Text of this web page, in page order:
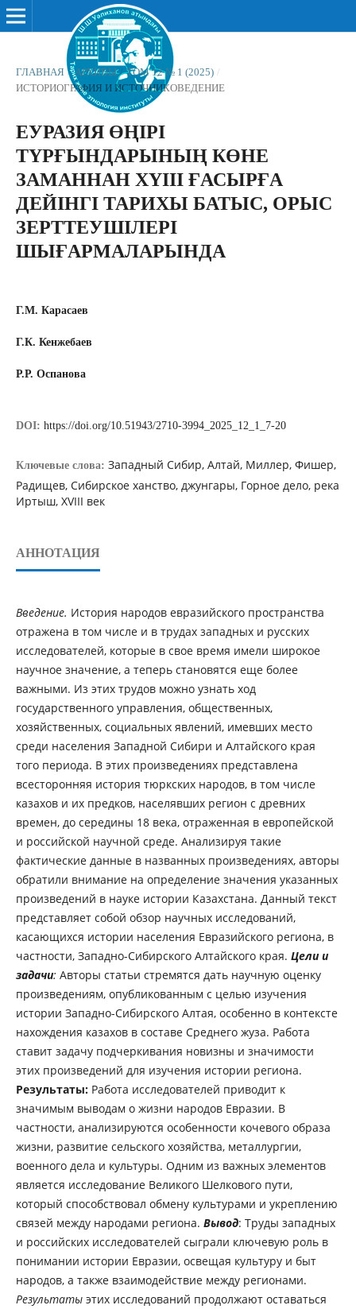
ГЛАВНАЯ / АРХИВЫ / ТОМ 12 № 1 (2025) /
ИСТОРИОГРАФИЯ И ИСТОЧНИКОВЕДЕНИЕ
ЕУРАЗИЯ ӨҢІРІ
ТҮРҒЫНДАРЫНЫҢ КӨНЕ
ЗАМАННАН ХҮІІІ ҒАСЫРҒА
ДЕЙІНГІ ТАРИХЫ БАТЫС, ОРЫС
ЗЕРТТЕУШІЛЕРІ
ШЫҒАРМАЛАРЫНДА
Г.М. Карасаев
Г.К. Кенжебаев
Р.Р. Оспанова
DOI: https://doi.org/10.51943/2710-3994_2025_12_1_7-20
Ключевые слова: Западный Сибир, Алтай, Миллер, Фишер,
Радищев, Сибирское ханство, джунгары, Горное дело, река
Иртыш, ХVІІІ век
АННОТАЦИЯ
Введение. История народов евразийского пространства
отражена в том числе и в трудах западных и русских
исследователей, которые в свое время имели широкое
научное значение, а теперь становятся еще более
важными. Из этих трудов можно узнать ход
государственного управления, общественных,
хозяйственных, социальных явлений, имевших место
среди населения Западной Сибири и Алтайского края
того периода. В этих произведениях представлена
всесторонняя история тюркских народов, в том числе
казахов и их предков, населявших регион с древних
времен, до середины 18 века, отраженная в европейской
и российской научной среде. Анализируя такие
фактические данные в названных произведениях, авторы
обратили внимание на определение значения указанных
произведений в науке истории Казахстана. Данный текст
представляет собой обзор научных исследований,
касающихся истории населения Евразийского региона, в
частности, Западно-Сибирского Алтайского края. Цели и
задачи: Авторы статьи стремятся дать научную оценку
произведениям, опубликованным с целью изучения
истории Западно-Сибирского Алтая, особенно в контексте
нахождения казахов в составе Среднего жуза. Работа
ставит задачу подчеркивания новизны и значимости
этих произведений для изучения истории региона.
Результаты:Работа исследователей приводит к
значимым выводам о жизни народов Евразии. В
частности, анализируются особенности кочевого образа
жизни, развитие сельского хозяйства, металлургии,
военного дела и культуры. Одним из важных элементов
является исследование Великого Шелкового пути,
который способствовал обмену культурами и укреплению
связей между народами региона. Вывод: Труды западных
и российских исследователей сыграли ключевую роль в
понимании истории Евразии, освещая культуру и быт
народов, а также взаимодействие между регионами.
Результатыэтих исследований продолжают оставаться